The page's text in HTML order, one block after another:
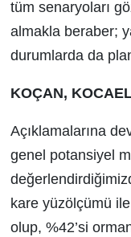
tüm senaryoları
almakla beraber;
durumlarda da
KOÇAN,
Açıklamalarına
genel potansiyel
kare yüzölçümü
olup, %42’si